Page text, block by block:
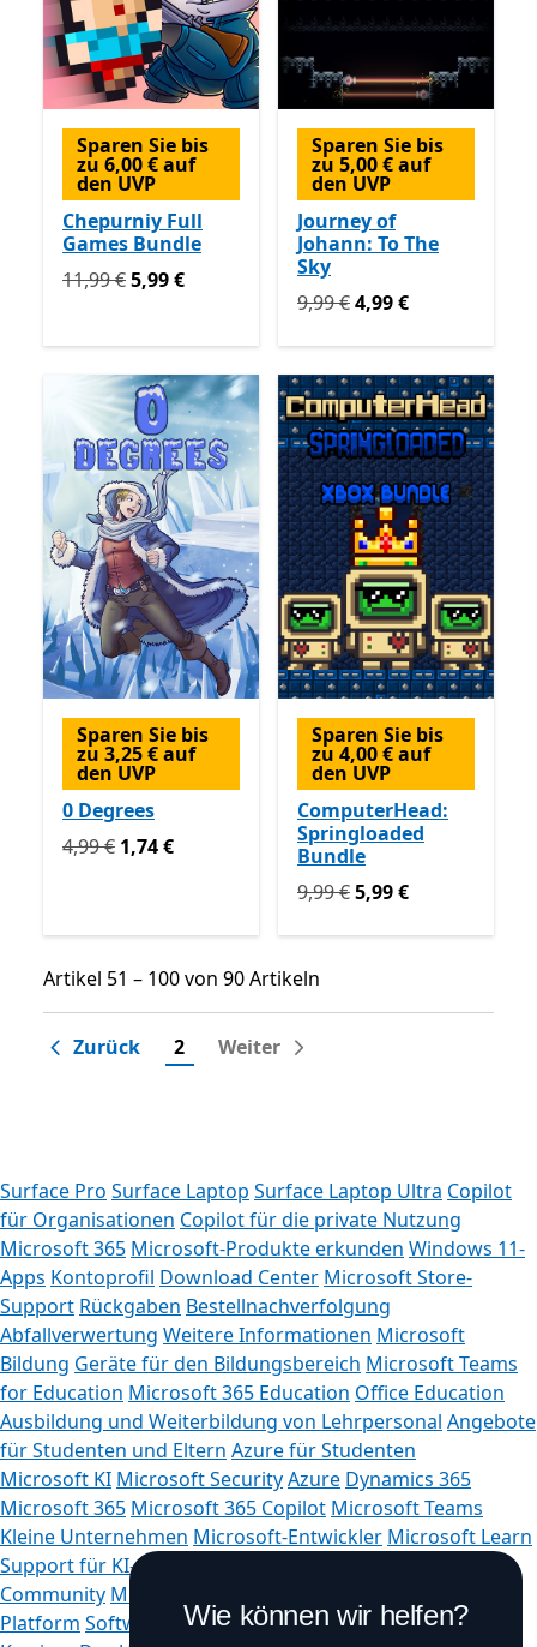
Sparen Sie bis
zu 6,00 € auf
den UVP
Chepurniy Full
Games Bundle
Ursprünglich 11,99 € jetzt 5,99 €
11,99 €5,99 €
Sparen Sie bis
zu 5,00 € auf
den UVP
Journey of
Johann: To The
Sky
Ursprünglich 9,99 € jetzt
9,99 €4,99 €
Sparen Sie bis
zu 3,25 € auf
den UVP
0 Degrees
Ursprünglich 4,99 € jetzt 1,74 €
4,99 € 1,74 €
Sparen Sie bis
zu 4,00 € auf
den UVP
ComputerHead:
Springloaded
Bundle
Ursprünglich 9,99 € jetzt
9,99 €5,99 €
Artikel 51 – 100 von 90 Artikeln
Artikel 51 – 100 von 90 Artikeln
Zurück 2 Weiter
Surface Pro Surface Laptop Surface Laptop Ultra Copilot
für Organisationen Copilot für die private Nutzung
Microsoft 365 Microsoft-Produkte erkunden Windows 11-
Apps Kontoprofil Download Center Microsoft Store-
Support Rückgaben Bestellnachverfolgung
Abfallverwertung Weitere Informationen Microsoft
Bildung Geräte für den Bildungsbereich Microsoft Teams
for Education Microsoft 365 Education Office Education
Ausbildung und Weiterbildung von Lehrpersonal Angebote
für Studenten und Eltern Azure für Studenten
Microsoft KI Microsoft SecurityAzure Dynamics 365
Microsoft 365 Microsoft 365 Copilot Microsoft Teams
Kleine Unternehmen Microsoft-Entwickler Microsoft Learn
Support für KI-Apps im Marketplace
Community Microsoft Marketplace
Platform Softwareunternehmen Visual Studio Jobs &
Wie können wir helfen?